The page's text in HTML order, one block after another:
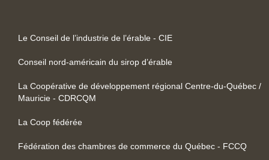
Le Conseil de l’industrie de l’érable - CIE
Conseil nord-américain du sirop d’érable
La Coopérative de développement régional Centre-du-Québec /
Mauricie - CDRCQM
La Coop fédérée
Fédération des chambres de commerce du Québec - FCCQ